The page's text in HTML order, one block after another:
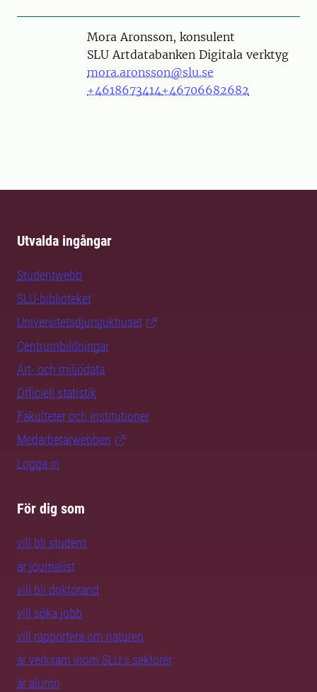
PersonMora Aronsson, konsulent
SLU Artdatabanken Digitala verktyg
mora.aronsson@slu.se
+4618673414+46706682682
Utvalda ingångar
Studentwebb
SLU-biblioteket
Universitetsdjursjukhuset
Centrumbildningar
Art- och miljödata
Officiell statistik
Fakulteter och institutioner
Medarbetarwebben
Logga in
För dig som
vill bli student
är journalist
vill bli doktorand
vill söka jobb
vill rapportera om naturen
är verksam inom SLU:s sektorer
är alumn